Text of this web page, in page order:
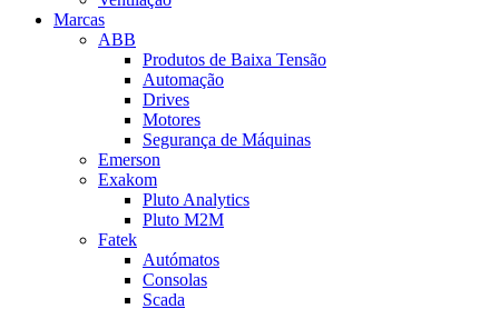
Marcas
ABB
Produtos de Baixa Tensão
Automação
Drives
Motores
Segurança de Máquinas
Emerson
Exakom
Pluto Analytics
Pluto M2M
Fatek
Autómatos
Consolas
Scada